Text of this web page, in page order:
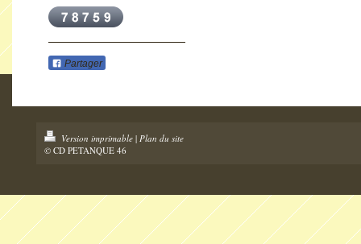
Partager
Version imprimable | Plan du site
© CD PETANQUE 46